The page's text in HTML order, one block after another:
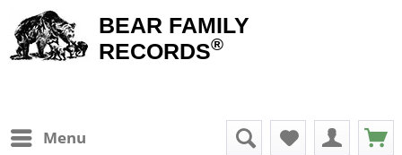
BEAR FAMILY
RECORDS®
Menu